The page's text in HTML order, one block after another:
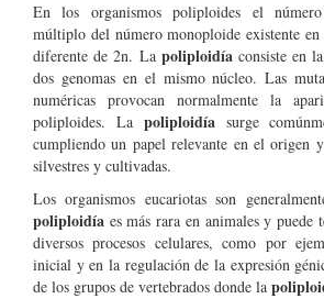
En los organismos poliploides el
múltiplo del número monoploide existente
diferente de 2n. La poliploidíaconsiste en
dos genomas en el mismo núcleo. Las
numéricas provocan normalmente la
poliploides. La poliploidíasurge
cumpliendo un papel relevante en el origen
silvestres y cultivadas.
Los organismos eucariotas son
poliploidía es más rara en animales y puede
diversos procesos celulares, como por
inicial y en la regulación de la expresión
de los grupos de vertebrados donde la